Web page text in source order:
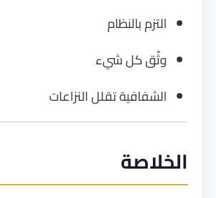
التزم بالنظام
وثّق كل شيء
الشفافية تقلل النزاعات
الخلاصة